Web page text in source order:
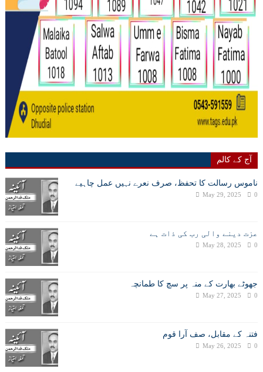
آج کے کالم
ناموس رسالت کا تحفظ، صرف نعرے نہیں عمل چاہیے
May 29, 2025 0
عزت دینے والی رب کی ذات ہے
May 28, 2025 0
جھوٹے بھارت کے منہ پر سچ کا طمانچہ
May 27, 2025 0
فتنہ کے مقابل، صف آرا قوم
May 26, 2025 0